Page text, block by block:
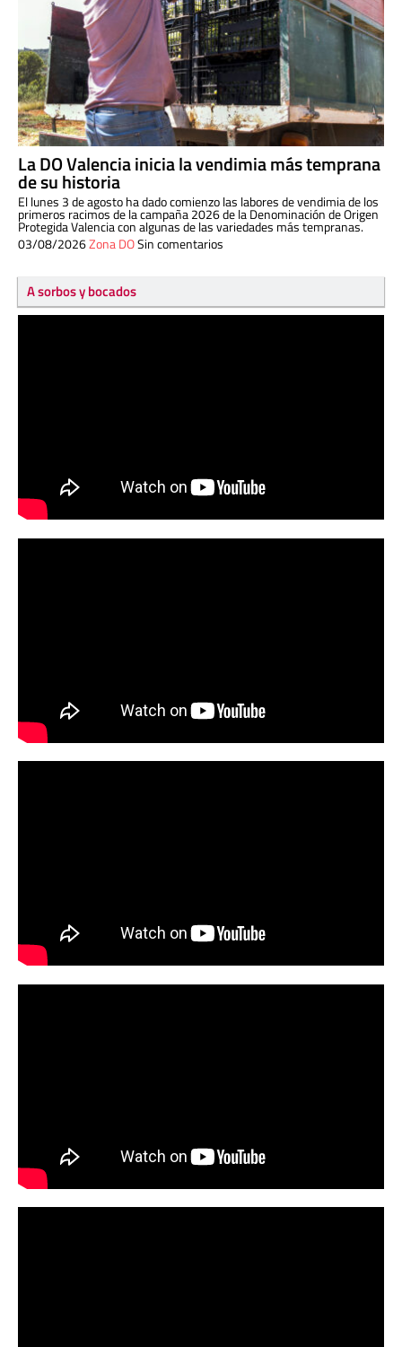
La DO Valencia inicia la vendimia más temprana
de su historia
El lunes 3 de agosto ha dado comienzo las labores de vendimia de los
primeros racimos de la campaña 2026 de la Denominación de Origen
Protegida Valencia con algunas de las variedades más tempranas.
03/08/2026Zona DOSin comentarios
A sorbos y bocados